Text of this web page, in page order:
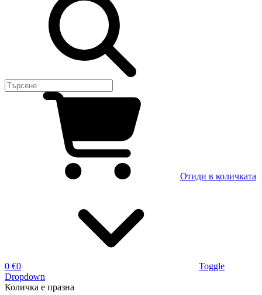
Отиди в количката
0 €0
Toggle
Dropdown
Количка е празна